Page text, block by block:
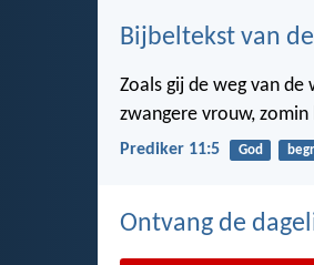
Bijbeltekst van
Zoals gij de weg van
zwangere vrouw,
Prediker 11:5 God
Ontvang de